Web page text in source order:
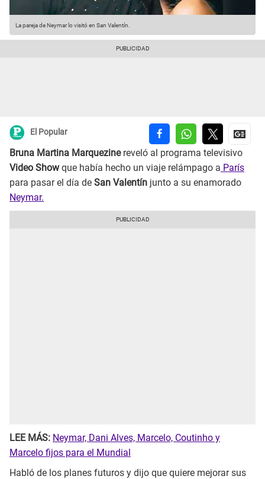
La pareja de Neymar lo visitó en San Valentín.
El Popular
Bruna Martina Marquezine reveló al programa televisivo
Video Showque había hecho un viaje relámpago a París
para pasar el día de San Valentín junto a su enamorado
Neymar.
LEE MÁS: Neymar, Dani Alves, Marcelo, Coutinho y
Marcelo fijos para el Mundial
Habló de los planes futuros y dijo que quiere mejorar sus